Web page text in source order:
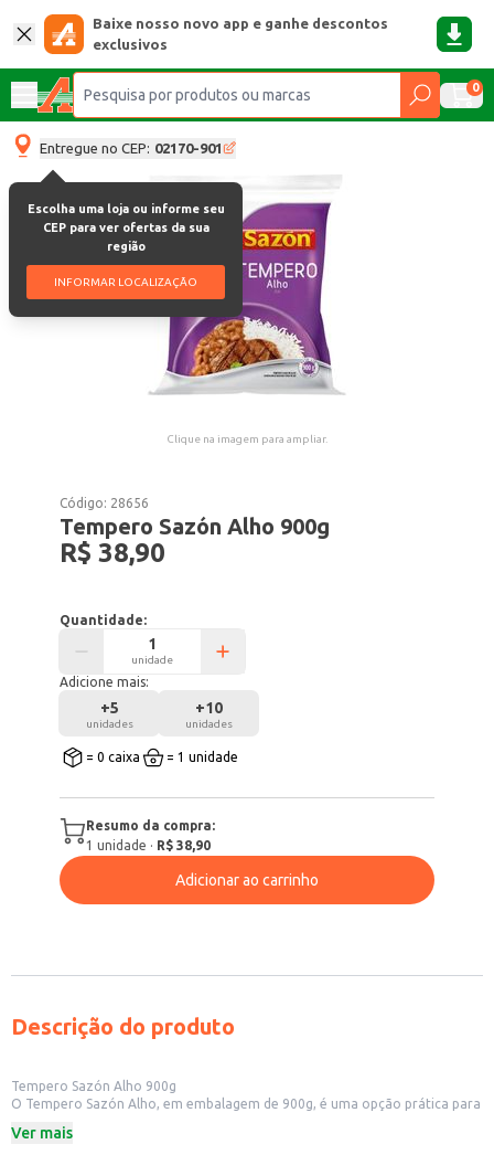
Baixe nosso novo app e ganhe descontos
exclusivos
0
Entregue no CEP: 02170-901
Escolha uma loja ou informe seu
CEP para ver ofertas da sua
região
INFORMAR LOCALIZAÇÃO
Clique na imagem para ampliar.
Código: 28656
Tempero Sazón Alho 900g
R$ 38,90
Quantidade:
unidade
Adicione mais:
+5
unidades
+10
unidades
= 0 caixa = 1 unidade
Resumo da compra:
1 unidade · R$ 38,90
Adicionar ao carrinho
Descrição do produto
Tempero Sazón Alho 900g
O Tempero Sazón Alho, em embalagem de 900g, é uma opção prática para
praticidade na cozinha, o tempero Sazón Alho é versátil e pode ser
Ver mais